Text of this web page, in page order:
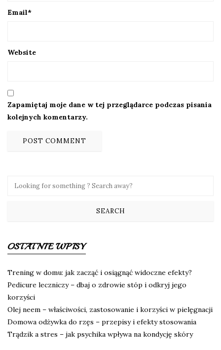
Email*
Website
Zapamiętaj moje dane w tej przeglądarce podczas pisania
kolejnych komentarzy.
OSTATNIE WPISY
Trening w domu: jak zacząć i osiągnąć widoczne efekty?
Pedicure leczniczy – dbaj o zdrowie stóp i odkryj jego
korzyści
Olej neem – właściwości, zastosowanie i korzyści w pielęgnacji
Domowa odżywka do rzęs – przepisy i efekty stosowania
Trądzik a stres – jak psychika wpływa na kondycję skóry